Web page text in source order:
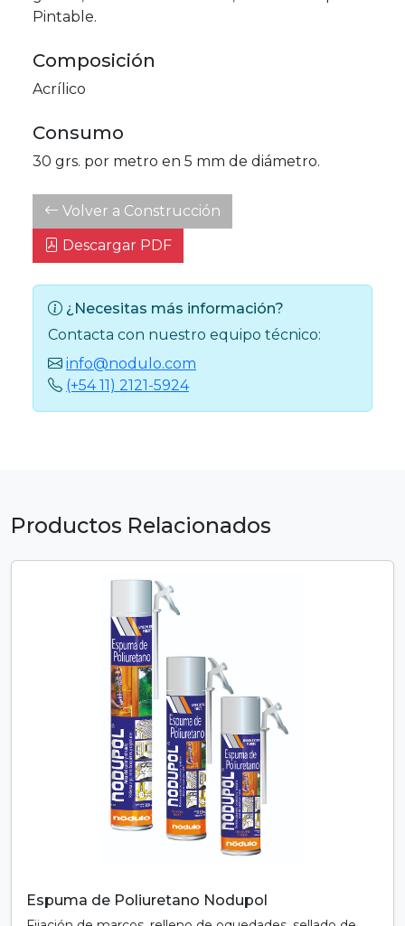
Pintable.
Composición
Acrílico
Consumo
30 grs. por metro en 5 mm de diámetro.
Volver a Construcción
Descargar PDF
¿Necesitas más información?
Contacta con nuestro equipo técnico:
info@nodulo.com
(+54 11) 2121-5924
Productos Relacionados
Espuma de Poliuretano Nodupol